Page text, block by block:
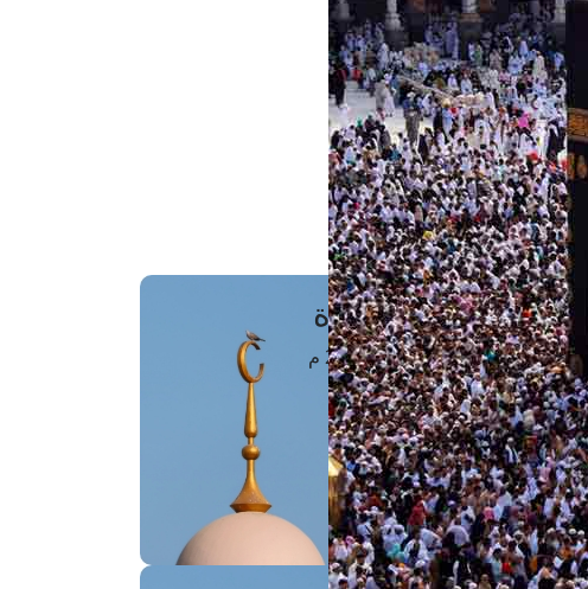
استعلام عن فتوى
حجز موعد
الفتوى الهاتفية
مَواقِيتُ الصَّـــلاة
القاهرة · 06 أغسطس 2026 م
الفجر
4 :40
الشروق
6 :17
الظهر
1 : 1
العصر